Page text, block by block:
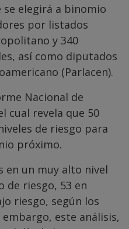
se elegirá a binomio
por listados
y 340
así como diputados
(Parlacen).
Nacional de
cual revela que 50
de riesgo para
próximo.
en un muy alto nivel
de riesgo, 53 en
riesgo, según los
este análisis,